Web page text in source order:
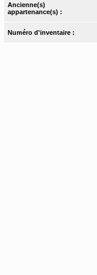
Ancienne(s)
appartenance(s) :
Numéro d'inventaire :